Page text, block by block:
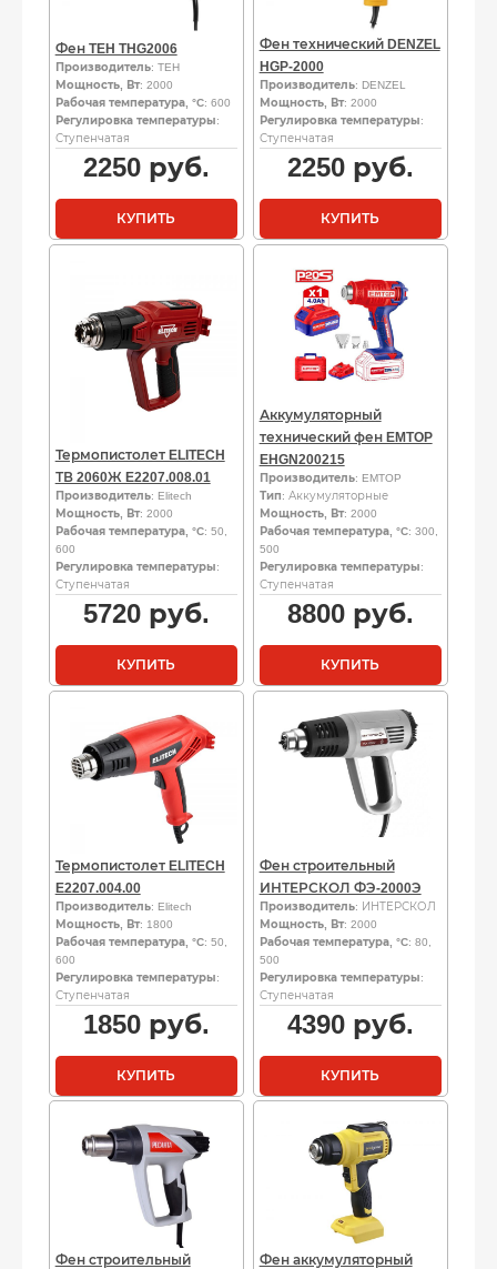
Фен TEH THG2006
Производитель: TEH
Мощность, Вт: 2000
Рабочая температура, °C: 600
Регулировка температуры:
Ступенчатая
2250руб.
КУПИТЬ
Фен технический DENZEL
HGP-2000
Производитель: DENZEL
Мощность, Вт: 2000
Регулировка температуры:
Ступенчатая
2250руб.
КУПИТЬ
Термопистолет ELITECH
ТВ 2060Ж E2207.008.01
Производитель: Elitech
Мощность, Вт: 2000
Рабочая температура, °C: 50,
600
Регулировка температуры:
Ступенчатая
5720руб.
КУПИТЬ
Аккумуляторный
технический фен EMTOP
EHGN200215
Производитель: EMTOP
Тип: Аккумуляторные
Мощность, Вт: 2000
Рабочая температура, °C: 300,
500
Регулировка температуры:
Ступенчатая
8800руб.
КУПИТЬ
Термопистолет ELITECH
E2207.004.00
Производитель: Elitech
Мощность, Вт: 1800
Рабочая температура, °C: 50,
600
Регулировка температуры:
Ступенчатая
1850руб.
КУПИТЬ
Фен строительный
ИНТЕРСКОЛ ФЭ-2000Э
Производитель: ИНТЕРСКОЛ
Мощность, Вт: 2000
Рабочая температура, °C: 80,
500
Регулировка температуры:
Ступенчатая
4390руб.
КУПИТЬ
Фен строительный
Фен аккумуляторный